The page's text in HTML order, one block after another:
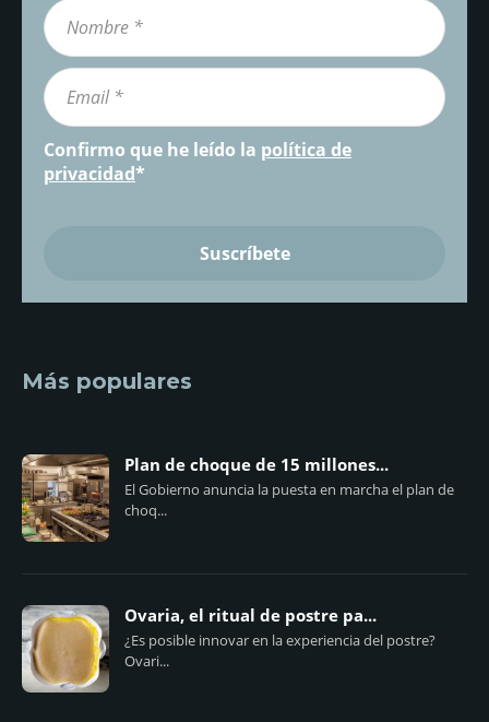
Confirmo que he leído la política de
privacidad*
Más populares
Plan de choque de 15 millones...
El Gobierno anuncia la puesta en marcha el plan de
choq...
Ovaria, el ritual de postre pa...
¿Es posible innovar en la experiencia del postre?
Ovari...